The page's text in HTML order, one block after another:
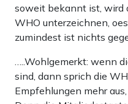
soweit bekannt ist, wird
WHO unterzeichnen,
zumindest ist nichts
…..Wohlgemerkt: wenn
sind, dann sprich die
Empfehlungen mehr